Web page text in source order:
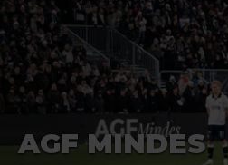
AGF MINDES